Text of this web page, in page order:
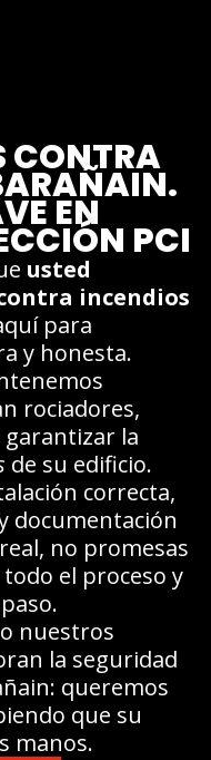
CONTRA
EN
PCI
usted
incendios
para
y honesta.
rociadores,
la
de su edificio.
correcta,
documentación
no promesas
todo el proceso y
nuestros
la seguridad
queremos
que su
manos.